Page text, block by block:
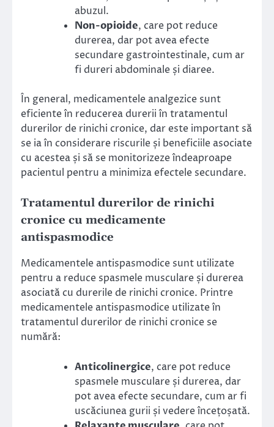
abuzul.
Non-opioide, care pot reduce
durerea, dar pot avea efecte
secundare gastrointestinale, cum ar
fi dureri abdominale și diaree.
În general, medicamentele analgezice sunt
eficiente în reducerea durerii în tratamentul
durerilor de rinichi cronice, dar este important să
se ia în considerare riscurile și beneficiile asociate
cu acestea și să se monitorizeze îndeaproape
pacientul pentru a minimiza efectele secundare.
Tratamentul durerilor de rinichi
cronice cu medicamente
antispasmodice
Medicamentele antispasmodice sunt utilizate
pentru a reduce spasmele musculare și durerea
asociată cu durerile de rinichi cronice. Printre
medicamentele antispasmodice utilizate în
tratamentul durerilor de rinichi cronice se
numără:
Anticolinergice, care pot reduce
spasmele musculare și durerea, dar
pot avea efecte secundare, cum ar fi
uscăciunea gurii și vedere încețoșată.